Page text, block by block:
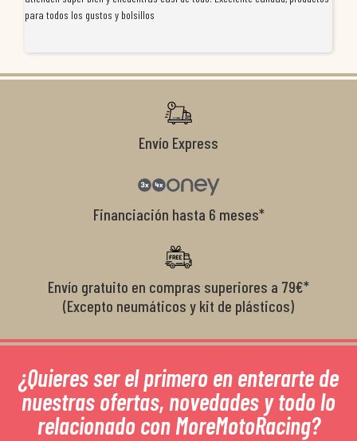
para todos los gustos y bolsillos
Envío Express
Financiación hasta 6 meses*
Envío gratuito en compras superiores a 79€*
(Excepto neumáticos y kit de plásticos)
¿Quieres ser el primero en enterarte de
nuestras ofertas, novedades y todo lo
relacionado con MoreMotoRacing?